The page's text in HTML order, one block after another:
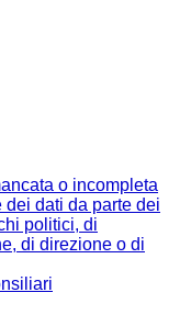
o incompleta
dati da parte dei
politici, di
di direzione o di